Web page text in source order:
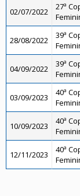
02/07/2022
27ª
28/08/2022
39ª
04/09/2022
39ª
03/09/2023
40ª
10/09/2023
40ª
12/11/2023
40ª